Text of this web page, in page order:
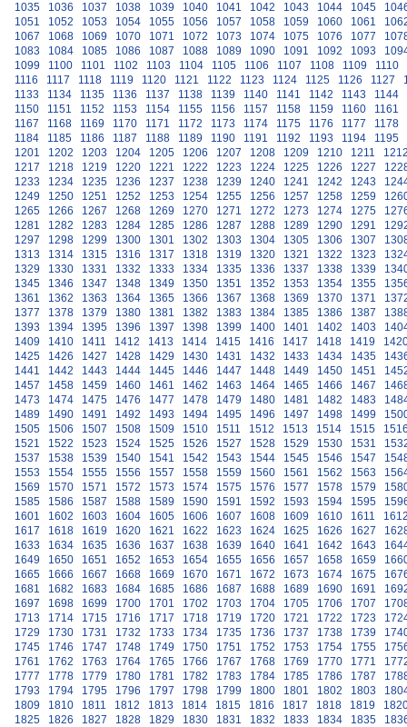
1035
1036 1037 1038 1039 1040 1041 1042 1043 1044 1045
1051
1052 1053 1054 1055 1056 1057 1058 1059 1060 1061
1067
1068 1069 1070 1071 1072 1073 1074 1075 1076 1077
1083
1084 1085 1086 1087 1088 1089 1090 1091 1092 1093
1099
1100 1101 1102 1103 1104 1105 1106 1107 1108 1109
1110
1116
1117 1118 1119 1120 1121 1122 1123 1124 1125 1126 1127
1133
1134 1135 1136 1137 1138 1139 1140 1141 1142 1143
1144
1150
1151 1152 1153 1154 1155 1156 1157 1158 1159 1160
1161
1167
1168 1169 1170 1171 1172 1173 1174 1175 1176 1177
1178
1184
1185 1186 1187 1188 1189 1190 1191 1192 1193 1194
1195
1201
1202 1203 1204 1205 1206 1207 1208 1209 1210 1211
1217
1218 1219 1220 1221 1222 1223 1224 1225 1226 1227
1233
1234 1235 1236 1237 1238 1239 1240 1241 1242 1243
1249
1250 1251 1252 1253 1254 1255 1256 1257 1258 1259
1265
1266 1267 1268 1269 1270 1271 1272 1273 1274 1275
1281
1282 1283 1284 1285 1286 1287 1288 1289 1290 1291
1297
1298 1299 1300 1301 1302 1303 1304 1305 1306 1307
1313
1314 1315 1316 1317 1318 1319 1320 1321 1322 1323
1329
1330 1331 1332 1333 1334 1335 1336 1337 1338 1339
1345
1346 1347 1348 1349 1350 1351 1352 1353 1354 1355
1361
1362 1363 1364 1365 1366 1367 1368 1369 1370 1371
1377
1378 1379 1380 1381 1382 1383 1384 1385 1386 1387
1393
1394 1395 1396 1397 1398 1399 1400 1401 1402 1403
1409
1410 1411 1412 1413 1414 1415 1416 1417 1418 1419
1425
1426 1427 1428 1429 1430 1431 1432 1433 1434 1435
1441
1442 1443 1444 1445 1446 1447 1448 1449 1450 1451
1457
1458 1459 1460 1461 1462 1463 1464 1465 1466 1467
1473
1474 1475 1476 1477 1478 1479 1480 1481 1482 1483
1489
1490 1491 1492 1493 1494 1495 1496 1497 1498 1499
1505
1506 1507 1508 1509 1510 1511 1512 1513 1514 1515
1521
1522 1523 1524 1525 1526 1527 1528 1529 1530 1531
1537
1538 1539 1540 1541 1542 1543 1544 1545 1546 1547
1553
1554 1555 1556 1557 1558 1559 1560 1561 1562 1563
1569
1570 1571 1572 1573 1574 1575 1576 1577 1578 1579
1585
1586 1587 1588 1589 1590 1591 1592 1593 1594 1595
1601
1602 1603 1604 1605 1606 1607 1608 1609 1610 1611
1617
1618 1619 1620 1621 1622 1623 1624 1625 1626 1627
1633
1634 1635 1636 1637 1638 1639 1640 1641 1642 1643
1649
1650 1651 1652 1653 1654 1655 1656 1657 1658 1659
1665
1666 1667 1668 1669 1670 1671 1672 1673 1674 1675
1681
1682 1683 1684 1685 1686 1687 1688 1689 1690 1691
1697
1698 1699 1700 1701 1702 1703 1704 1705 1706 1707
1713
1714 1715 1716 1717 1718 1719 1720 1721 1722 1723
1729
1730 1731 1732 1733 1734 1735 1736 1737 1738 1739
1745
1746 1747 1748 1749 1750 1751 1752 1753 1754 1755
1761
1762 1763 1764 1765 1766 1767 1768 1769 1770 1771
1777
1778 1779 1780 1781 1782 1783 1784 1785 1786 1787
1793
1794 1795 1796 1797 1798 1799 1800 1801 1802 1803
1809
1810 1811 1812 1813 1814 1815 1816 1817 1818 1819
1825
1826 1827 1828 1829 1830 1831 1832 1833 1834 1835